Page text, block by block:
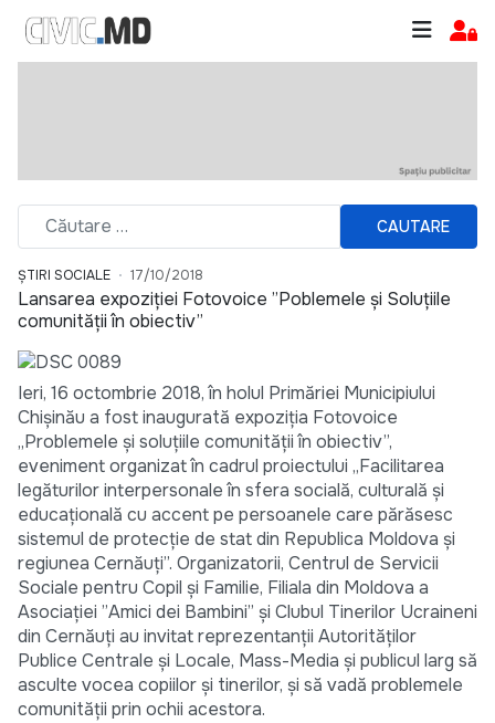
CAUTARE
ȘTIRI SOCIALE 17/10/2018
Lansarea expoziției Fotovoice ”Poblemele și Soluțiile
comunității în obiectiv”
Ieri, 16 octombrie 2018, în holul Primăriei Municipiului
Chișinău a fost inaugurată expoziția Fotovoice
„Problemele și soluțiile comunității în obiectiv”,
eveniment organizat în cadrul proiectului „Facilitarea
legăturilor interpersonale în sfera socială, culturală și
educațională cu accent pe persoanele care părăsesc
sistemul de protecție de stat din Republica Moldova și
regiunea Cernăuți”. Organizatorii, Centrul de Servicii
Sociale pentru Copil și Familie, Filiala din Moldova a
Asociației ”Amici dei Bambini” și Clubul Tinerilor Ucraineni
din Cernăuți au invitat reprezentanții Autorităților
Publice Centrale și Locale, Mass-Media și publicul larg să
asculte vocea copiilor și tinerilor, și să vadă problemele
comunității prin ochii acestora.